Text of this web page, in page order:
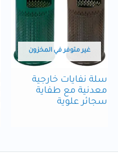
غير متوفر في المخزون
سلة نفايات خارجية
معدنية مع طفاية
سجائر علوية